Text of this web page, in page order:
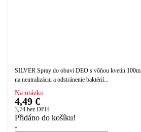
SILVER Spray do obuvi DEO s vôňou kvetín
na neutralizáciu a odstránenie baktérií...
Na otázku
4,49 €
3,74 bez DPH
Přidáno do košíku!
-